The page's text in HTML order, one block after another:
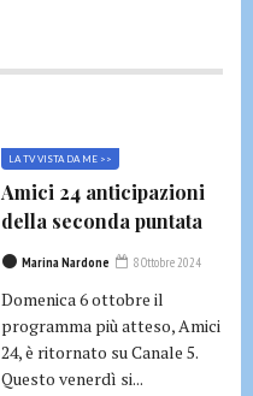
LA TV VISTA DA ME >>
Amici 24 anticipazioni
della seconda puntata
Marina Nardone 8 Ottobre 2024
Domenica 6 ottobre il
programma più atteso, Amici
24, è ritornato su Canale 5.
Questo venerdì si...